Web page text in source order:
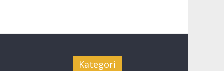
Kategori